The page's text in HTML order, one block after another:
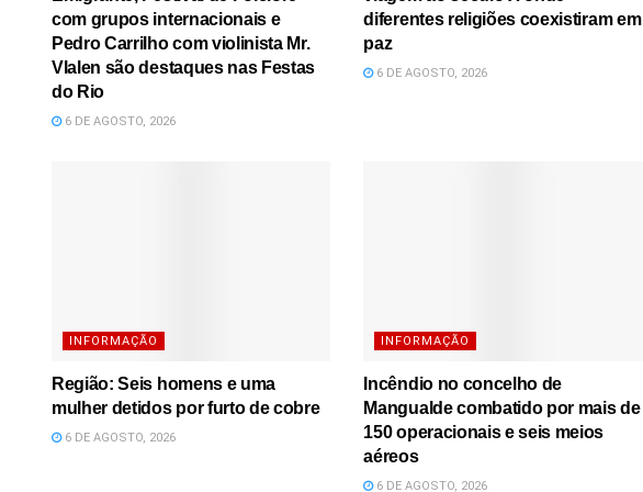
com grupos internacionais e
Pedro Carrilho com violinista Mr.
Vlalen são destaques nas Festas
do Rio
6 DE AGOSTO, 2026
diferentes religiões coexistiram em
paz
6 DE AGOSTO, 2026
INFORMAÇÃO
Região: Seis homens e uma
mulher detidos por furto de cobre
6 DE AGOSTO, 2026
INFORMAÇÃO
Incêndio no concelho de
Mangualde combatido por mais de
150 operacionais e seis meios
aéreos
6 DE AGOSTO, 2026